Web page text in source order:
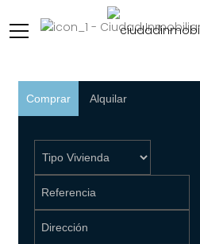
Casa
Perfecta
Comprar Alquilar